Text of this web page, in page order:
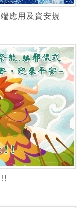
應用及資安規